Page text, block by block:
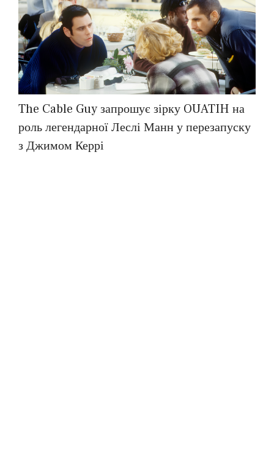
The Cable Guy запрошує зірку OUATIH на
роль легендарної Леслі Манн у перезапуску
з Джимом Керрі